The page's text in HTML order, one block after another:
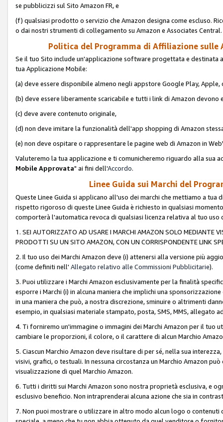
se pubblicizzi sul Sito Amazon FR, e
(f) qualsiasi prodotto o servizio che Amazon designa come escluso.
o dai nostri strumenti di collegamento su Amazon e Associates Central.
Politica del Programma di Affiliazione
Se il tuo Sito include un'applicazione software progettata e
tua Applicazione Mobile:
(a) deve essere disponibile almeno negli appstore Google Play, Apple,
(b) deve essere liberamente scaricabile e tutti i link di Amazon devono
(c) deve avere contenuto originale,
(d) non deve imitare la funzionalità dell'app shopping di Amazon
(e) non deve ospitare o rappresentare le pagine web di Amazon in
Valuteremo la tua applicazione e ti comunicheremo riguardo alla sua
Mobile Approvata" ai fini dell'Accordo.
Linee Guida sui Marchi del
Queste Linee Guida si applicano all'uso dei marchi che mettiamo a
rispetto rigoroso di queste Linee Guida è richiesto in qualsiasi
comporterà l'automatica revoca di qualsiasi licenza relativa al tuo uso
1. SEI AUTORIZZATO AD USARE I MARCHI AMAZON SOLO MEDIANTE
PRODOTTI SU UN SITO AMAZON, CON UN CORRISPONDENTE LINK
2. Il tuo uso dei Marchi Amazon deve (i) attenersi alla versione più
(come definiti nell' Allegato relativo alle Commissioni Pubblicitarie).
3. Puoi utilizzare i Marchi Amazon esclusivamente per la finalità
esporre i Marchi (i) in alcuna maniera che implichi una
in una maniera che può, a nostra discrezione, sminuire o altrimenti
esempio, in qualsiasi materiale stampato, posta, SMS, MMS,
4. Ti forniremo un'immagine o immagini dei Marchi Amazon per il tuo
cambiare le proporzioni, il colore, o il carattere di alcun Marchio
5. Ciascun Marchio Amazon deve risultare di per sé, nella sua
visivi, grafici, o testuali. In nessuna circostanza un Marchio Amazon
visualizzazione di quel Marchio Amazon.
6. Tutti i diritti sui Marchi Amazon sono nostra proprietà esclusiva, e
esclusivo beneficio. Non intraprenderai alcuna azione che sia in
7. Non puoi mostrare o utilizzare in altro modo alcun logo o